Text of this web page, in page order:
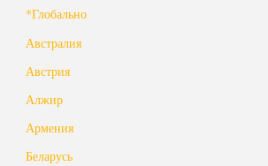
*Глобально
Австралия
Австрия
Алжир
Армения
Беларусь